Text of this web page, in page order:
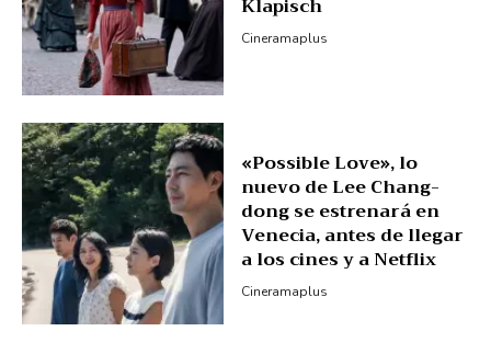
Klapisch
Cineramaplus
«Possible Love», lo
nuevo de Lee Chang-
dong se estrenará en
Venecia, antes de llegar
a los cines y a Netflix
Cineramaplus